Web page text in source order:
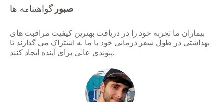
صبور گواهینامه ها
بیماران ما تجربه خود را در دریافت بهترین کیفیت مراقبت های
بهداشتی در طول سفر درمانی خود با ما به اشتراک می گذارند تا
پیوندی عالی برای آینده ایجاد کنند.